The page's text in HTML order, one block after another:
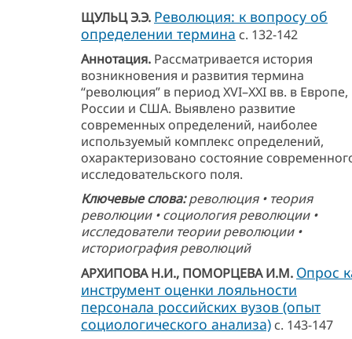
ЩУЛЬЦ Э.Э. Революция: к вопросу об
определении термина с. 132-142
Аннотация. Рассматривается история
возникновения и развития термина
“революция” в период XVI–XXI вв. в Европе,
России и США. Выявлено развитие
современных определений, наиболее
используемый комплекс определений,
охарактеризовано состояние
исследовательского поля.
Ключевые слова:революция • теория
революции • социология революции •
исследователи теории революции •
историография революций
АРХИПОВА Н.И., ПОМОРЦЕВА И.М. Опрос
инструмент оценки лояльности
персонала российских вузов (опыт
социологического анализа)с. 143-147